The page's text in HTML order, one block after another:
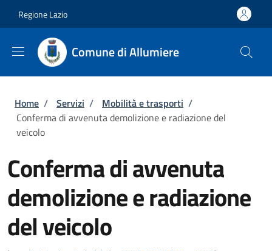
Regione Lazio
Comune di Allumiere
Briciole di pane
Home / Servizi / Mobilità e trasporti /
Conferma di avvenuta demolizione e radiazione del
veicolo
Conferma di avvenuta
demolizione e radiazione
del veicolo